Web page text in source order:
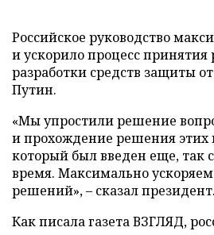
Российское руководство
и ускорило процесс
разработки средств защиты
Путин.
«Мы упростили решение
и прохождение решения этих
который был введен еще, так
время. Максимально
решений», – сказал президент.
Как писала газета ВЗГЛЯД,